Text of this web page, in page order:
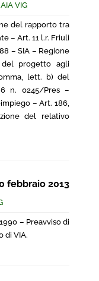
VIG
del rapporto tra
– Art. 11 l.r. Friuli
– SIA – Regione
del progetto agli
lett. b) del
n. 0245/Pres –
– Art. 186,
del relativo
febbraio 2013
– Preavviso di
di VIA.